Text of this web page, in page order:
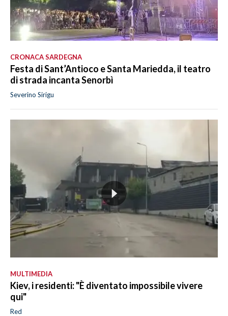
CRONACA SARDEGNA
Festa di Sant’Antioco e Santa Mariedda, il teatro
di strada incanta Senorbì
Severino Sirigu
MULTIMEDIA
Kiev, i residenti: "È diventato impossibile vivere
qui"
Red